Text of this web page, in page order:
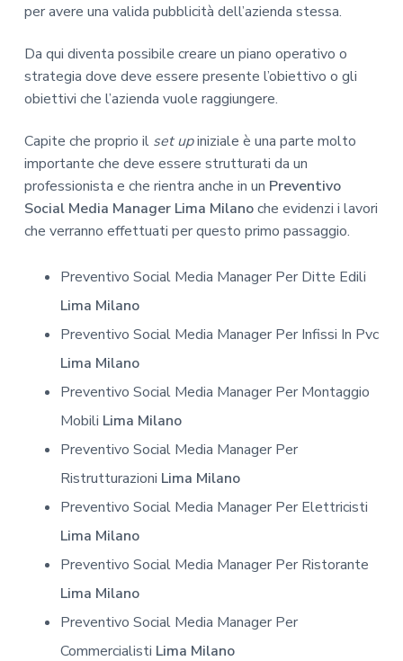
per avere una valida pubblicità dell’azienda stessa.
Da qui diventa possibile creare un piano operativo o
strategia dove deve essere presente l’obiettivo o gli
obiettivi che l’azienda vuole raggiungere.
Capite che proprio il set upiniziale è una parte molto
importante che deve essere strutturati da un
professionista e che rientra anche in un Preventivo
Social Media Manager Lima Milanoche evidenzi i lavori
che verranno effettuati per questo primo passaggio.
Preventivo Social Media Manager Per Ditte Edili
Lima Milano
Preventivo Social Media Manager Per Infissi In Pvc
Lima Milano
Preventivo Social Media Manager Per Montaggio
Mobili Lima Milano
Preventivo Social Media Manager Per
Ristrutturazioni Lima Milano
Preventivo Social Media Manager Per Elettricisti
Lima Milano
Preventivo Social Media Manager Per Ristorante
Lima Milano
Preventivo Social Media Manager Per
Commercialisti Lima Milano